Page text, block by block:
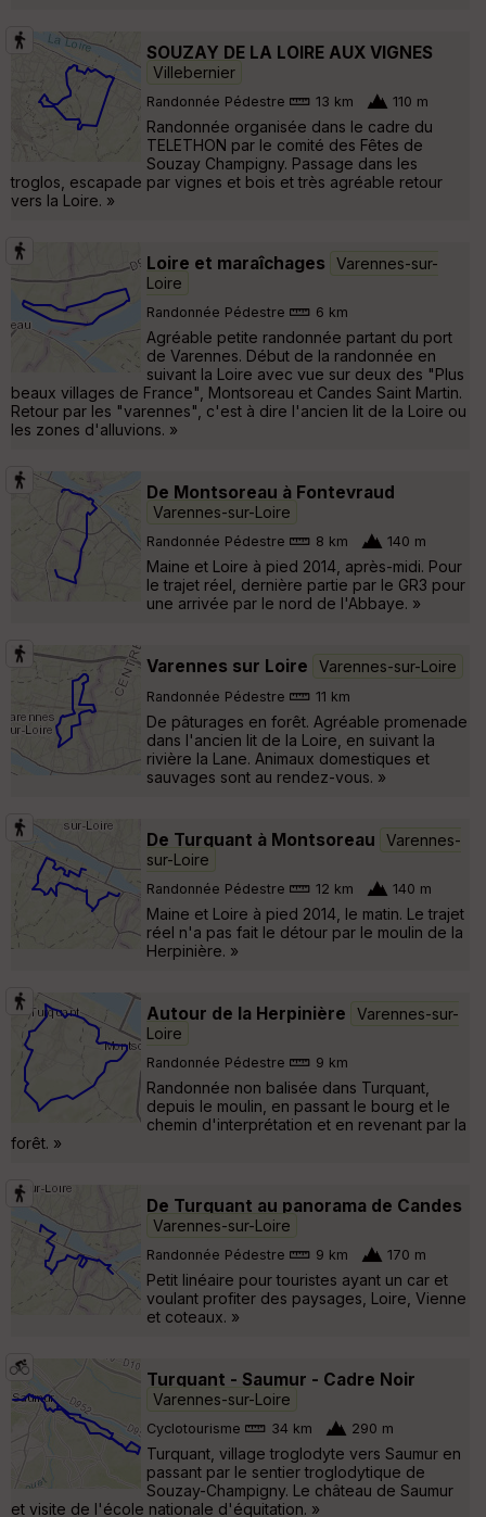
SOUZAY DE LA LOIRE AUX VIGNES
Villebernier
Randonnée Pédestre 13 km 110 m
Randonnée organisée dans le cadre du
TELETHON par le comité des Fêtes de
Souzay Champigny. Passage dans les
troglos, escapade par vignes et bois et très agréable retour
vers la Loire. »
Loire et maraîchages
Varennes-sur-
Loire
Randonnée Pédestre 6 km
Agréable petite randonnée partant du port
de Varennes. Début de la randonnée en
suivant la Loire avec vue sur deux des "Plus
beaux villages de France", Montsoreau et Candes Saint Martin.
Retour par les "varennes", c'est à dire l'ancien lit de la Loire ou
les zones d'alluvions. »
De Montsoreau à Fontevraud
Varennes-sur-Loire
Randonnée Pédestre 8 km 140 m
Maine et Loire à pied 2014, après-midi. Pour
le trajet réel, dernière partie par le GR3 pour
une arrivée par le nord de l'Abbaye. »
Varennes sur Loire Varennes-sur-Loire
Randonnée Pédestre 11 km
De pâturages en forêt. Agréable promenade
dans l'ancien lit de la Loire, en suivant la
rivière la Lane. Animaux domestiques et
sauvages sont au rendez-vous. »
De Turquant à Montsoreau
Varennes-
sur-Loire
Randonnée Pédestre 12 km 140 m
Maine et Loire à pied 2014, le matin. Le trajet
réel n'a pas fait le détour par le moulin de la
Herpinière. »
Autour de la Herpinière
Varennes-sur-
Loire
Randonnée Pédestre 9 km
Randonnée non balisée dans Turquant,
depuis le moulin, en passant le bourg et le
chemin d'interprétation et en revenant par la
forêt. »
De Turquant au panorama de Candes
Varennes-sur-Loire
Randonnée Pédestre 9 km 170 m
Petit linéaire pour touristes ayant un car et
voulant profiter des paysages, Loire, Vienne
et coteaux. »
Turquant - Saumur - Cadre Noir
Varennes-sur-Loire
Cyclotourisme 34 km 290 m
Turquant, village troglodyte vers Saumur en
passant par le sentier troglodytique de
Souzay-Champigny. Le château de Saumur
et visite de l'école nationale d'équitation. »